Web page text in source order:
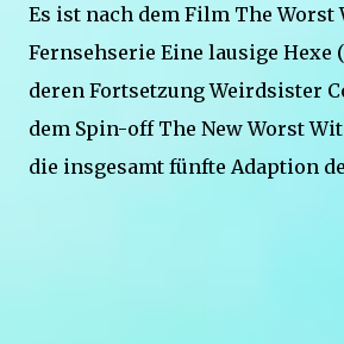
Es ist nach dem Film The Worst
Fernsehserie Eine lausige Hexe
deren Fortsetzung Weirdsister
dem Spin-off The New Worst
die insgesamt fünfte Adaption